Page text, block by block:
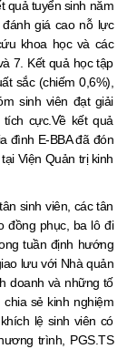
quả tuyển sinh năm
giá cao nỗ lực
khoa học và các
7. Kết quả học tập
sắc (chiếm 0,6%),
sinh viên đạt giải
cực.Về kết quả
đình E-BBA đã đón
Viện Quản trị kinh
sinh viên, các tân
đồng phục, ba lô đi
tuần định hướng
lưu với Nhà quản
doanh và những tố
chia sẻ kinh nghiệm
lệ sinh viên có
trình, PGS.TS